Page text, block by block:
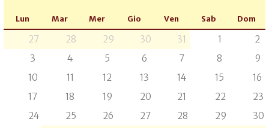
Lun Mar Mer Gio Ven Sab Dom
27 28 29 30 31 1
2
3
4 5 6 7 8
9
10
11 12 13 14 15
16
17
18 19 20 21 22
23
24
25 26 27 28 29
30